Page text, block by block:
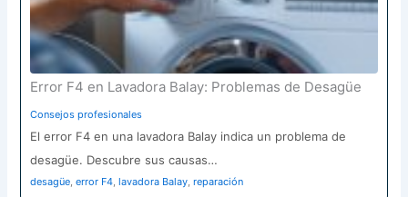
Error F4 en Lavadora Balay: Problemas de Desagüe
Consejos profesionales
El error F4 en una lavadora Balay indica un problema de
desagüe. Descubre sus causas…
desagüe,error F4,lavadora Balay,reparación